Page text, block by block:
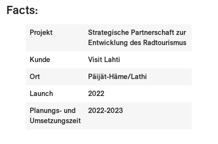
Facts:
Projekt
Strategische Partnerschaft zur
Entwicklung des Radtourismus
Kunde
Visit Lahti
Ort
Päijät-Häme/Lathi
Launch
2022
Planungs- und
Umsetzungszeit
2022-2023